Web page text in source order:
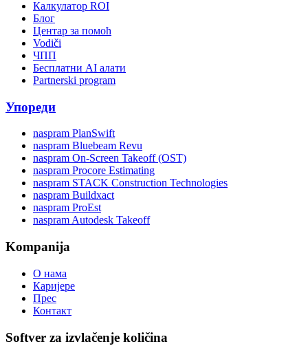
Калкулатор ROI
Блог
Центар за помоћ
Vodiči
ЧПП
Бесплатни AI алати
Partnerski program
Упореди
naspram PlanSwift
naspram Bluebeam Revu
naspram On-Screen Takeoff (OST)
naspram Procore Estimating
naspram STACK Construction Technologies
naspram Buildxact
naspram ProEst
naspram Autodesk Takeoff
Kompanija
О нама
Каријере
Прес
Контакт
Softver za izvlačenje količina